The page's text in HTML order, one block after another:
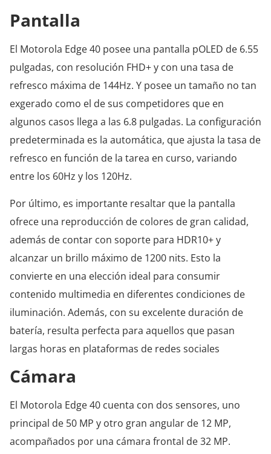
Pantalla
El Motorola Edge 40 posee una pantalla pOLED de 6.55
pulgadas, con resolución FHD+ y con una tasa de
refresco máxima de 144Hz. Y posee un tamaño no tan
exgerado como el de sus competidores que en
algunos casos llega a las 6.8 pulgadas. La configuración
predeterminada es la automática, que ajusta la tasa de
refresco en función de la tarea en curso, variando
entre los 60Hz y los 120Hz.
Por último, es importante resaltar que la pantalla
ofrece una reproducción de colores de gran calidad,
además de contar con soporte para HDR10+ y
alcanzar un brillo máximo de 1200 nits. Esto la
convierte en una elección ideal para consumir
contenido multimedia en diferentes condiciones de
iluminación. Además, con su excelente duración de
batería, resulta perfecta para aquellos que pasan
largas horas en plataformas de redes sociales
Cámara
El Motorola Edge 40 cuenta con dos sensores, uno
principal de 50 MP y otro gran angular de 12 MP,
acompañados por una cámara frontal de 32 MP.